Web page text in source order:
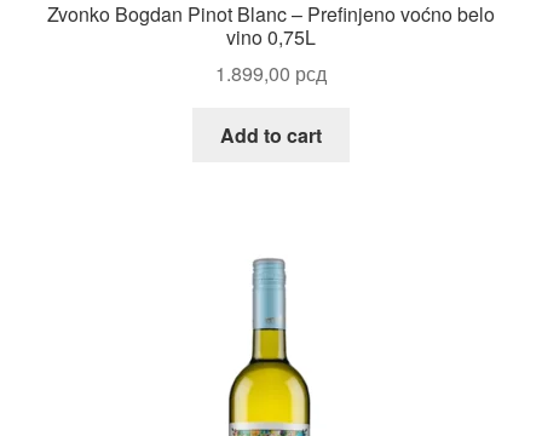
Zvonko Bogdan Pinot Blanc – Prefinjeno voćno belo
vino 0,75L
1.899,00 рсд
Add to cart